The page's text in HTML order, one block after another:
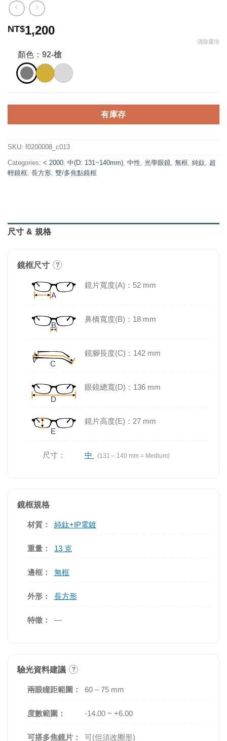
NT$1,200
顏色： 92-槍
清除選項
有庫存
SKU: f0200008_c013
Categories: < 2000, 中(D: 131~140mm), 中性, 光學眼鏡, 無框, 純鈦, 超
輕鏡框, 長方形, 雙/多焦點鏡框
尺寸 & 規格
鏡框尺寸 ?
鏡片寬度(A)：52 mm
鼻橋寬度(B)：18 mm
鏡腳長度(C)：142 mm
眼鏡總寬(D)：136 mm
鏡片高度(E)：27 mm
尺寸： 中 (131 – 140 mm = Medium)
鏡框規格
材質： 純鈦+IP電鍍
重量： 13 克
邊框： 無框
外形： 長方形
特徵： —
驗光資料建議 ?
兩眼瞳距範圍： 60 – 75 mm
度數範圍： -14.00 ~ +6.00
可搭多焦鏡片： 可(但須改圈形)